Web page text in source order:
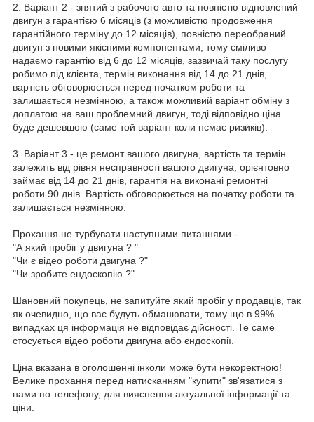
2. Варіант 2 - знятий з рабочого авто та повністю відновлений
двигун з гарантією 6 місяців (з можливістю продовження
гарантійного терміну до 12 місяців), повністю переобраний
двигун з новими якісними компонентами, тому сміливо
надаємо гарантію від 6 до 12 місяців, зазвичай таку послугу
робимо під клієнта, термін виконання від 14 до 21 днів,
вартість обговорюється перед початком роботи та
залишається незмінною, а також можливий варіант обміну з
доплатою на ваш проблемний двигун, тоді відповідно ціна
буде дешевшою (саме той варіант коли нємає ризиків).
3. Варіант 3 - це ремонт вашого двигуна, вартість та термін
залежить від рівня несправності вашого двигуна, орієнтовно
займає від 14 до 21 днів, гарантія на виконані ремонтні
роботи 90 днів. Вартість обговорюється на початку роботи та
залишається незмінною.
Прохання не турбувати наступними питаннями -
"А який пробіг у двигуна ? "
"Чи є відео роботи двигуна ?"
"Чи зробите ендоскопію ?"
Шановний покупець, не запитуйте який пробіг у продавців, так
як очевидно, що вас будуть обманювати, тому що в 99%
випадках ця інформація не відповідає дійсності. Те саме
стосується відео роботи двигуна або єндоскопії.
Ціна вказана в оголошенні інколи може бути некоректною!
Велике прохання перед натисканням "купити" зв'язатися з
нами по телефону, для вияснення актуальної інформації та
ціни.